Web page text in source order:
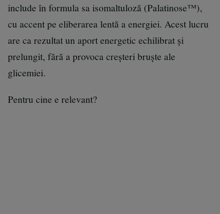
include în formula sa isomaltuloză (Palatinose™),
cu accent pe eliberarea lentă a energiei. Acest lucru
are ca rezultat un aport energetic echilibrat și
prelungit, fără a provoca creșteri bruște ale
glicemiei.
Pentru cine e relevant?